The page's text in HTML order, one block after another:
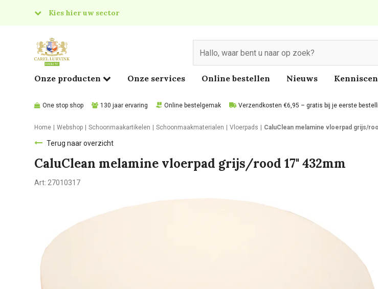
Kies hier uw sector
Food
Onze producten Onze services Online bestellen Nieuws
One stop shop 130 jaar ervaring Online bestelgemak Verzendkosten €6,95 – gratis bij je eerste
Home Webshop Schoonmaakartikelen Schoonmaakmaterialen Vloerpads CaluClean melamine vloerpad grijs/
Terug naar overzicht
CaluClean melamine vloerpad grijs/rood 17" 432mm
Art: 27010317